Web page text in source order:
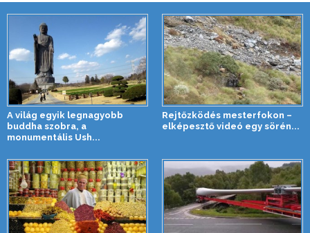
A világ egyik legnagyobb
buddha szobra, a
monumentális Ush...
Rejtőzködés mesterfokon –
elképesztő videó egy sörén...